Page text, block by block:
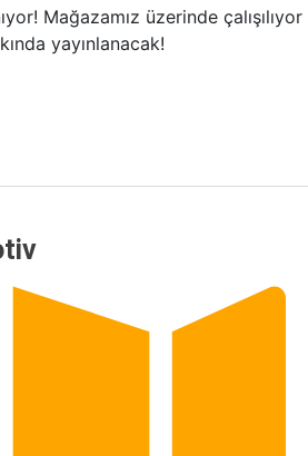
Mağazamız üzerinde çalışılıyor
yayınlanacak!